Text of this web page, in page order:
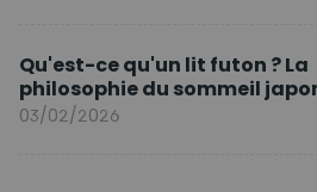
Qu'est-ce qu'un lit futon ? La
philosophie du sommeil
03/02/2026